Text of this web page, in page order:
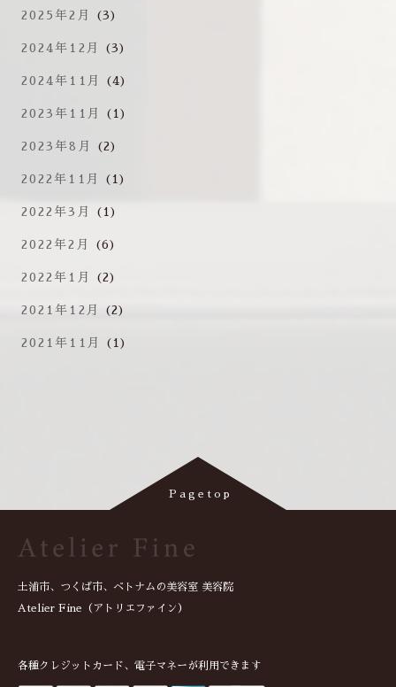
2025年2月 (3)
2024年12月 (3)
2024年11月 (4)
2023年11月 (1)
2023年8月 (2)
2022年11月 (1)
2022年3月 (1)
2022年2月 (6)
2022年1月 (2)
2021年12月 (2)
2021年11月 (1)
土浦市、つくば市、ベトナムの美容室 美容院
Atelier Fine（アトリエファイン）
各種クレジットカード、電子マネーが利用できます